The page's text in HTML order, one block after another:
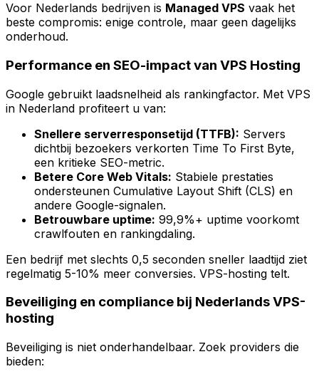
Voor Nederlands bedrijven is Managed VPS vaak het
beste compromis: enige controle, maar geen dagelijks
onderhoud.
Performance en SEO-impact van VPS Hosting
Google gebruikt laadsnelheid als rankingfactor. Met VPS
in Nederland profiteert u van:
Snellere serverresponsetijd (TTFB): Servers
dichtbij bezoekers verkorten Time To First Byte,
een kritieke SEO-metric.
Betere Core Web Vitals: Stabiele prestaties
ondersteunen Cumulative Layout Shift (CLS) en
andere Google-signalen.
Betrouwbare uptime: 99,9%+ uptime voorkomt
crawlfouten en rankingdaling.
Een bedrijf met slechts 0,5 seconden sneller laadtijd ziet
regelmatig 5-10% meer conversies. VPS-hosting telt.
Beveiliging en compliance bij Nederlands VPS-
hosting
Beveiliging is niet onderhandelbaar. Zoek providers die
bieden: